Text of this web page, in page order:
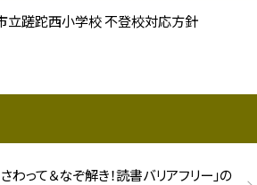
蹉跎西小学校 不登校対応方針
わって＆なぞ解き！読書バリアフリー」の